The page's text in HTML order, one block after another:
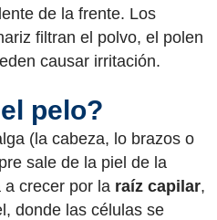
de la frente. Los
filtran el polvo, el polen
causar irritación.
pelo?
(la cabeza, lo brazos o
sale de la piel de la
a crecer por la raíz capilar,
donde las células se